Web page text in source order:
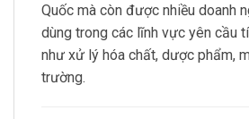
Quốc mà còn được nhiều doanh
dùng trong các lĩnh vực yên cầu
như xử lý hóa chất, dược phẩm,
trường.